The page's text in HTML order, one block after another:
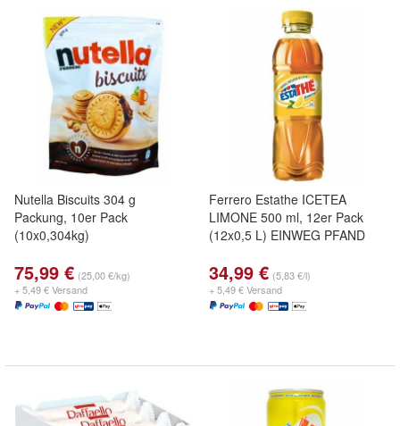
Nutella Biscuits 304 g
Packung, 10er Pack
(10x0,304kg)
75,99 € (25,00 €/kg)
+ 5,49 € Versand
Ferrero Estathe ICETEA
LIMONE 500 ml, 12er Pack
(12x0,5 L) EINWEG PFAND
34,99 € (5,83 €/l)
+ 5,49 € Versand